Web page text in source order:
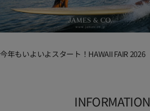
今年もいよいよスタート！HAWAII FAIR 2026
INFORMATION